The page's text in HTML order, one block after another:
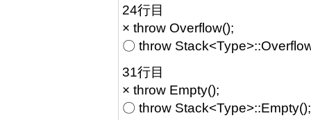
24行目
× throw Overflow();
〇 throw
31行目
× throw Empty();
〇 throw Stack<Type>::Empty();